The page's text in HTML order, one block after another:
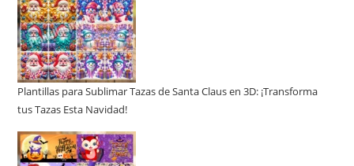
Plantillas para Sublimar Tazas de Santa Claus en 3D: ¡Transforma
tus Tazas Esta Navidad!